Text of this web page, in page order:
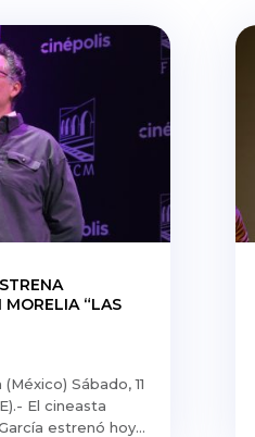
“LAS
Sábado, 11
El cineasta
estrenó hoy...